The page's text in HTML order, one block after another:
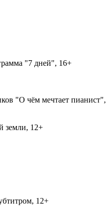
"7 дней", 16+
"О чём мечтает пианист",
земли, 12+
12+